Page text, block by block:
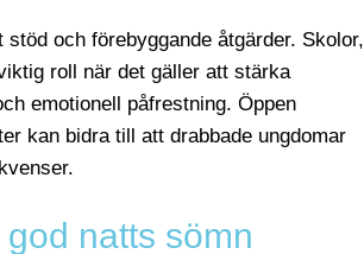
och förebyggande åtgärder. Skolor,
roll när det gäller att stärka
emotionell påfrestning. Öppen
kan bidra till att drabbade ungdomar
natts sömn